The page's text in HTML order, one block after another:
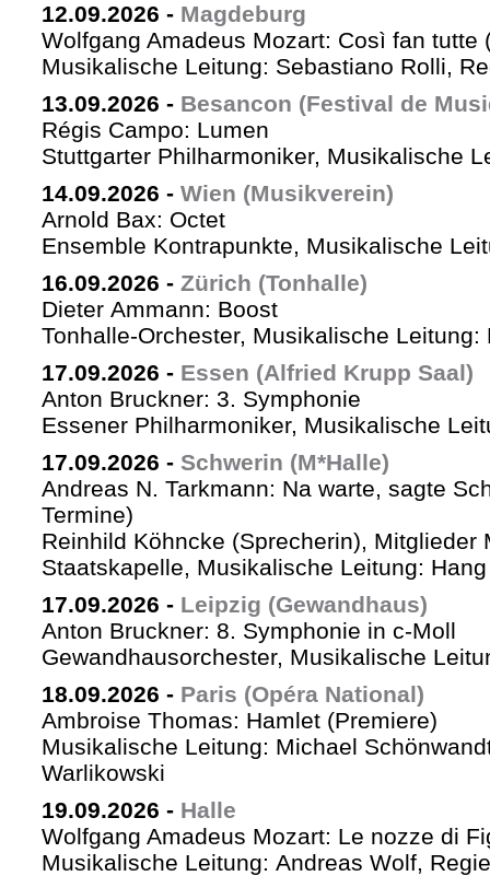
12.09.2026 - Magdeburg
Wolfgang Amadeus Mozart: Così fan tutte
Musikalische Leitung: Sebastiano Rolli,
13.09.2026 - Besancon (Festival de
Régis Campo: Lumen
Stuttgarter Philharmoniker, Musikalische
14.09.2026 - Wien (Musikverein)
Arnold Bax: Octet
Ensemble Kontrapunkte, Musikalische
16.09.2026 - Zürich (Tonhalle)
Dieter Ammann: Boost
Tonhalle-Orchester, Musikalische Leitung:
17.09.2026 - Essen (Alfried Krupp Saal)
Anton Bruckner: 3. Symphonie
Essener Philharmoniker, Musikalische
17.09.2026 - Schwerin (M*Halle)
Andreas N. Tarkmann: Na warte, sagte
Termine)
Reinhild Köhncke (Sprecherin), Mitglieder
Staatskapelle, Musikalische Leitung:
17.09.2026 - Leipzig (Gewandhaus)
Anton Bruckner: 8. Symphonie in c-Moll
Gewandhausorchester, Musikalische
18.09.2026 - Paris (Opéra National)
Ambroise Thomas: Hamlet (Premiere)
Musikalische Leitung: Michael
Warlikowski
19.09.2026 - Halle
Wolfgang Amadeus Mozart: Le nozze di
Musikalische Leitung: Andreas Wolf,